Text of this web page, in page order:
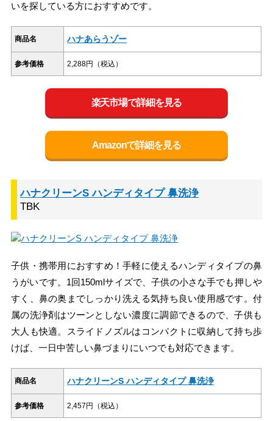
いを探している方におすすめです。
商品名 ハナあらうゾー
参考価格 2,288円（税込）
楽天市場で詳細を見る
Amazonで詳細を見る
ハナクリーンS ハンディタイプ 鼻洗浄
TBK
子供・携帯用におすすめ！手軽に使えるハンディタイプの鼻
うがいです。1回150mlサイズで、子供の小さな手でも押しや
すく、鼻の奥までしっかり洗える気持ち良い使用感です。付
属の洗浄剤はツーンとしない濃度に調節できるので、子供も
大人も快適。スライドノズルはコンパクトに収納して持ち歩
けば、一日中苦しい鼻づまりにいつでも対応できます。
商品名 ハナクリーンS ハンディタイプ 鼻洗浄
参考価格 2,457円（税込）